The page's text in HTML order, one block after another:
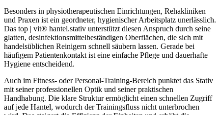
Besonders in physiotherapeutischen Einrichtungen, Rehakliniken
und Praxen ist ein geordneter, hygienischer Arbeitsplatz unerlässlich.
Das top | vit® hantel.stativ unterstützt diesen Anspruch durch seine
glatten, desinfektionsmittelbeständigen Oberflächen, die sich mit
handelsüblichen Reinigern schnell säubern lassen. Gerade bei
häufigem Patientenkontakt ist eine einfache Pflege und dauerhafte
Hygiene entscheidend.
Auch im Fitness- oder Personal-Training-Bereich punktet das Stativ
mit seiner professionellen Optik und seiner praktischen
Handhabung. Die klare Struktur ermöglicht einen schnellen Zugriff
auf jede Hantel, wodurch der Trainingsfluss nicht unterbrochen